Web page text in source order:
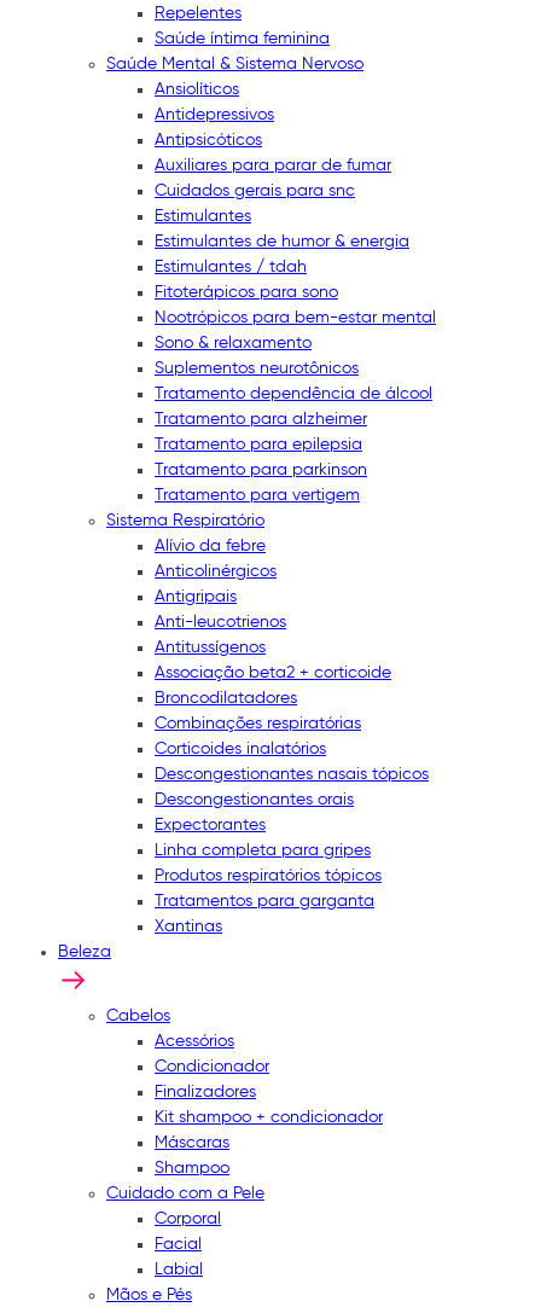
Repelentes
Saúde íntima feminina
Saúde Mental & Sistema Nervoso
Ansiolíticos
Antidepressivos
Antipsicóticos
Auxiliares para parar de fumar
Cuidados gerais para snc
Estimulantes
Estimulantes de humor & energia
Estimulantes / tdah
Fitoterápicos para sono
Nootrópicos para bem-estar mental
Sono & relaxamento
Suplementos neurotônicos
Tratamento dependência de álcool
Tratamento para alzheimer
Tratamento para epilepsia
Tratamento para parkinson
Tratamento para vertigem
Sistema Respiratório
Alívio da febre
Anticolinérgicos
Antigripais
Anti-leucotrienos
Antitussígenos
Associação beta2 + corticoide
Broncodilatadores
Combinações respiratórias
Corticoides inalatórios
Descongestionantes nasais tópicos
Descongestionantes orais
Expectorantes
Linha completa para gripes
Produtos respiratórios tópicos
Tratamentos para garganta
Xantinas
Beleza
Cabelos
Acessórios
Condicionador
Finalizadores
Kit shampoo + condicionador
Máscaras
Shampoo
Cuidado com a Pele
Corporal
Facial
Labial
Mãos e Pés